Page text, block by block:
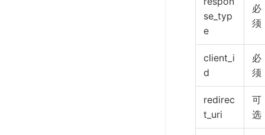
se_typ
e
必
须
client_i
d
必
须
redirec
t_uri
可
选